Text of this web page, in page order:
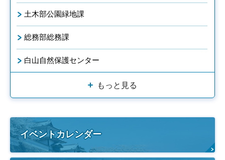
土木部公園緑地課
総務部総務課
白山自然保護センター
もっと見る
イベントカレンダー